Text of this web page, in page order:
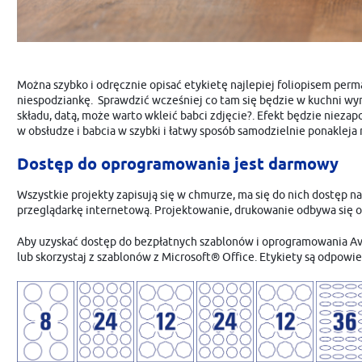
Można szybko i odręcznie opisać etykietę najlepiej foliopisem
niespodziankę. Sprawdzić wcześniej co tam się będzie w kuchni
składu, datą, może warto wkleić babci zdjęcie?. Efekt będzie
w obsłudze i babcia w szybki i łatwy sposób samodzielnie ponakleja
Dostęp do oprogramowania jest darmowy
Wszystkie projekty zapisują się w chmurze, ma się do nich dostęp
przeglądarkę internetową. Projektowanie, drukowanie odbywa się
Aby uzyskać dostęp do bezpłatnych szablonów i
lub skorzystaj z szablonów z Microsoft® Office. Etykiety są